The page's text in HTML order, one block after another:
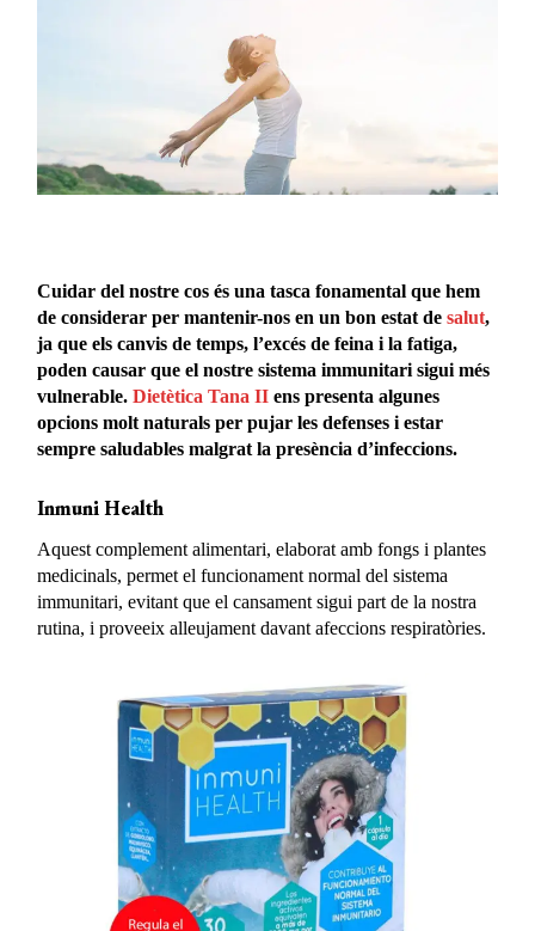
Cuidar del nostre cos és una tasca fonamental que hem
de considerar per mantenir-nos en un bon estat desalut,
ja que els canvis de temps, l’excés de feina i la fatiga,
poden causar que el nostre sistema immunitari sigui més
vulnerable.Dietètica Tana II ens presenta algunes
opcions molt naturals per pujar les defenses i estar
sempre saludables malgrat la presència d’infeccions.
Inmuni Health
Aquest complement alimentari, elaborat amb fongs i plantes
medicinals, permet el funcionament normal del sistema
immunitari, evitant que el cansament sigui part de la nostra
rutina, i proveeix alleujament davant afeccions respiratòries.